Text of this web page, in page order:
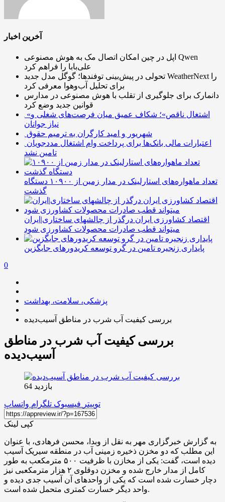
آخرین اخبار
اپل در چین امکان اتصال مک به هوش مصنوعی Qwen
علی‌بابا را فراهم کرد
تحولی در پیش‌بینی توفندها؛ گوگل مدل جدید WeatherNext را
برای تحلیل آب‌وهوا معرفی کرد
دانمارک برای جلوگیری از تقلب با هوش مصنوعی در مدارس
قوانین جدید وضع کرد
«اشتغال ناقص»؛ شکاف عمیق میان فرصت‌های شغلی و
نیاز جوانان
شهریور و امید کارگران به ترمیم حقوق
اعتبارات مالی بانک‌ها برای پرداخت وام اشتغال مددجویان
تامین نشد
تعداد ماهواره‌های استارلینک‌ در مدار زمین از ۱۰۹۰۰ دستگاه
گذشت
اقتصاد کشاورزی ایران درگذر از چالشهای ساختاری|ایران
میتواند قطب صادرات محصولات کشاورزی شود
پایداری زنجیره تامین در گرو توسعه کریدورهای جایگزین
0
پزشکی، سلامت، بهداشت
بررسی کیفیت آب شرب در مناطق آسیب‌دیده
بررسی کیفیت آب شرب در مناطق
آسیب‌دیده
بازدید 64
توییتر فیسبوک تلگرام واتساپ
کپی لینک
به گزارش خبرگزاری مهر به نقل از وبدا، محسن فرهادی، با عنوان
این مطلب که دو مخزن ذخیره زمینی آب در منطقه سیریک آسیب
دیده است، گفت: یکی از مخازن با ظرفیت ۵۰۰ مترمکعب به طور
کامل از مدار خارج شده و مخزن دوقلوی ۲ هزار مترمکعبی نیز
دچار خسارت شده است که یکی از واحدهای آن آسیب جدی دیده و
واحد دیگر خسارت کمتری متحمل شده است.